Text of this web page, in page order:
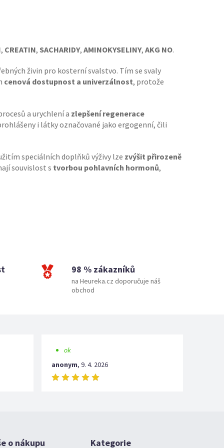
, CREATIN, SACHARIDY, AMINOKYSELINY, AKG NO.
živin pro kosterní svalstvo. Tím se svaly
cenová dostupnost a univerzálnost, protože
a urychlení a zlepšení regenerace
i látky označované jako ergogenní, čili
speciálních doplňků výživy lze zvýšit přirozeně
souvislost s tvorbou pohlavních hormonů,
98 % zákazníků
na Heureka.cz doporučuje náš
obchod
ok
anonym, 9. 4. 2026
o nákupu Kategorie